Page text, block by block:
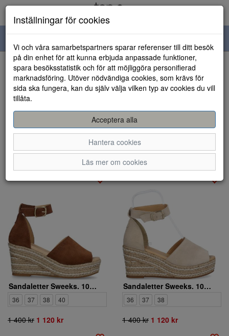
navigation
Visa filter
Varumärke: Sweeks
Rensa
10 artiklar hittade
Sandaletter Sweeks. 1053863
36 37 38 40
1 400 kr 1 120 kr
Sandaletter Sweeks. 1053760
36 37 38
1 400 kr 1 120 kr
Inställningar för cookies
Vi och våra samarbetspartners sparar referenser till ditt besök
på din enhet för att kunna erbjuda anpassade funktioner,
spara besöksstatistik och för att möjliggöra personifierad
marknadsföring. Utöver nödvändiga cookies, som krävs för
sida ska fungera, kan du själv välja vilken typ av cookies du vill
tillåta.
Acceptera alla
Hantera cookies
Läs mer om cookies